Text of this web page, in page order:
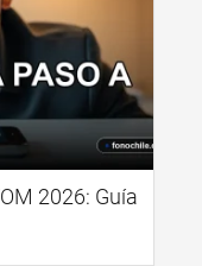
2026: Guía